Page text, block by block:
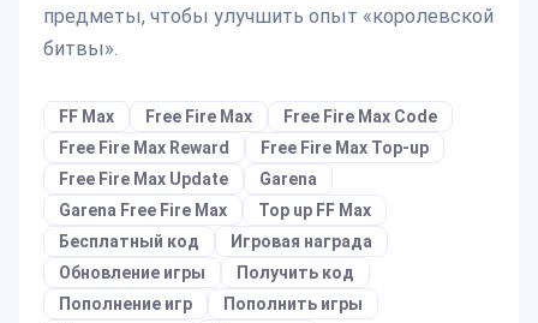
предметы, чтобы улучшить опыт «королевской
битвы».
FF Max Free Fire Max
Free Fire Max Code
Free Fire Max Reward
Free Fire Max Top-up
Free Fire Max Update
Garena
Garena Free Fire Max
Top up FF Max
Бесплатный код
Игровая награда
Обновление игры
Получить код
Пополнение игр
Пополнить игры